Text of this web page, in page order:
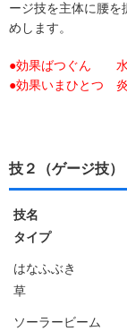
ージ技を主体に腰を
めします。
●効果ばつぐん 水
●効果いまひとつ
技２（ゲージ技）
技名
タイプ
はなふぶき
草
ソーラービーム